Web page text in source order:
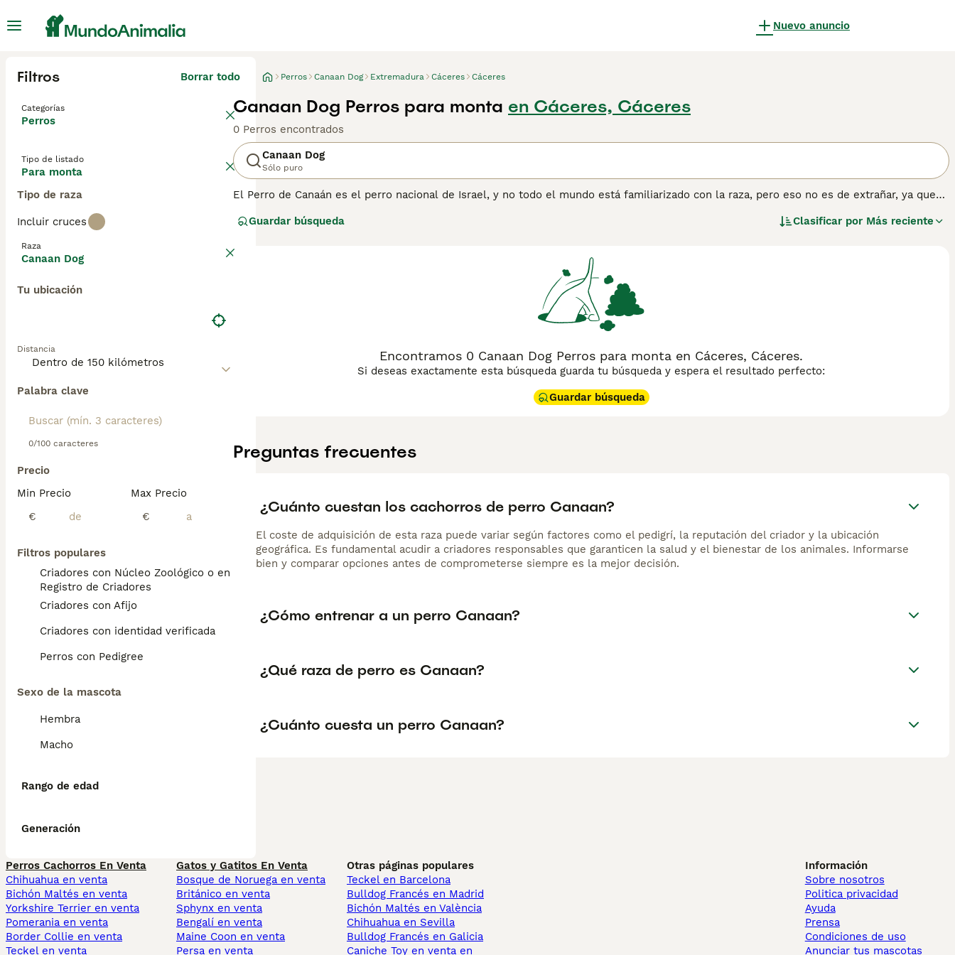
Nuevo anuncio
Filtros Borrar todo
Categorías
Perros
Tipo de listado
Para monta
Tipo de raza
Incluir cruces
Raza
Canaan Dog
Tu ubicación
Distancia
Palabra clave
0/100 caracteres
Precio
Min Precio
€
Max Precio
€
Filtros populares
Criadores con Núcleo Zoológico o en el
Registro de Criadores
Criadores con Afijo
Criadores con identidad verificada
Perros con Pedigree
Sexo de la mascota
Hembra
Macho
Rango de edad
Generación
Perros Canaan Dog Extremadura Cáceres Cáceres
Canaan Dog Perros para monta en Cáceres, Cáceres
0 Perros encontrados
Canaan Dog
Sólo puro
El Perro de Canaán es el perro nacional de Israel, y no todo el mundo está familiarizado con la raza, pero eso no es de extrañar, ya que
perros han llegado recientemente a Europa, donde han sido un éxito instantáneo. Sin embargo, aquellos que esperan compartir su hogar
mundo. Lee nuestra página de consejos de compra de Perro de Canaán para obtener información sobre esta raza de perro.
Guardar búsqueda Clasificar por Más reciente
Encontramos 0 Canaan Dog Perros para monta en Cáceres, Cáceres.
Si deseas exactamente esta búsqueda guarda tu búsqueda y espera el resultado perfecto:
Guardar búsqueda
Preguntas frecuentes
¿Cuánto cuestan los cachorros de perro Canaan?
El coste de adquisición de esta raza puede variar según factores como el pedigrí, la reputación del criador y la ubicación
geográfica. Es fundamental acudir a criadores responsables que garanticen la salud y el bienestar de los animales. Informarse
bien y comparar opciones antes de comprometerse siempre es la mejor decisión.
¿Cómo entrenar a un perro Canaan?
¿Qué raza de perro es Canaan?
¿Cuánto cuesta un perro Canaan?
Perros Cachorros En Venta
Chihuahua en venta
Bichón Maltés en venta
Yorkshire Terrier en venta
Pomerania en venta
Border Collie en venta
Teckel en venta
Gatos y Gatitos En Venta
Bosque de Noruega en venta
Británico en venta
Sphynx en venta
Bengalí en venta
Maine Coon en venta
Persa en venta
Otras páginas populares
Teckel en Barcelona
Bulldog Francés en Madrid
Bichón Maltés en València
Chihuahua en Sevilla
Bulldog Francés en Galicia
Caniche Toy en venta en
Información
Sobre nosotros
Politica privacidad
Ayuda
Prensa
Condiciones de uso
Anunciar tus mascotas